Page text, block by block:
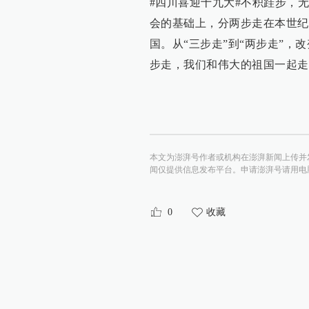
#四川喜迎十九大#不积跬步，
会的基础上，分两步走在本世
国。从“三步走”到“两步走”，
步走，我们和伟大的祖国一起
本文为澎湃号作者或机构在澎湃新闻上传
闻仅提供信息发布平台。申请澎湃号请用电
0 收藏